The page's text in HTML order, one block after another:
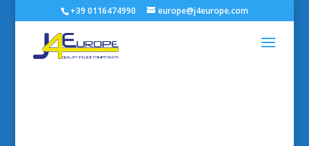
+39 0116474990 europe@j4europe.com